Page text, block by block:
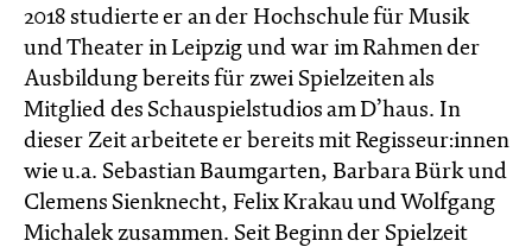
2018 studierte er an der Hochschule für Musik
und Theater in Leipzig und war im Rahmen der
Ausbildung bereits für zwei Spielzeiten als
Mitglied des Schauspielstudios am D’haus. In
dieser Zeit arbeitete er bereits mit Regisseur:innen
wie u.a. Sebastian Baumgarten, Barbara Bürk und
Clemens Sienknecht, Felix Krakau und Wolfgang
Michalek zusammen. Seit Beginn der Spielzeit